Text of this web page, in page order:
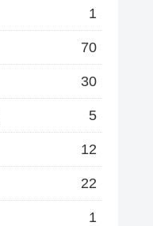
1
70
30
5
12
22
1